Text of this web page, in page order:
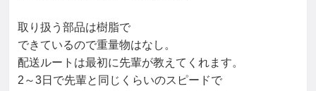
取り扱う部品は樹脂で
できているので重量物はなし。
配送ルートは最初に先輩が教えてくれます。
2～3日で先輩と同じくらいのスピードで